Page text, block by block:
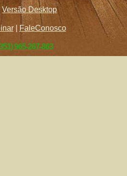
|Versão Desktop
| FaleConosco
965-267-863